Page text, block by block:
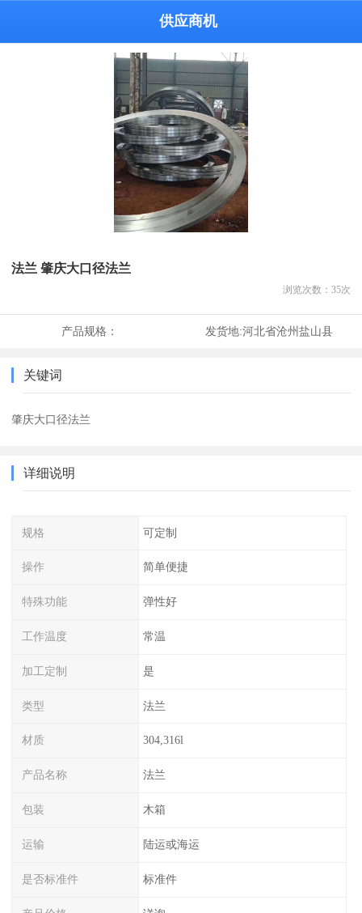
供应商机
法兰 肇庆大口径法兰
浏览次数： 35次
产品规格： 发货地:河北省沧州盐山县
关键词
肇庆大口径法兰
详细说明
规格 可定制
操作 简单便捷
特殊功能 弹性好
工作温度 常温
加工定制 是
类型 法兰
材质 304,316l
产品名称 法兰
包装 木箱
运输 陆运或海运
是否标准件 标准件